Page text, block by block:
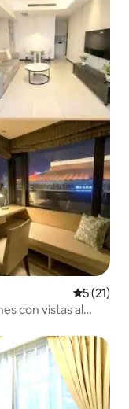
5 (21)
con vistas al
Ximending, es fácil
alquileres a